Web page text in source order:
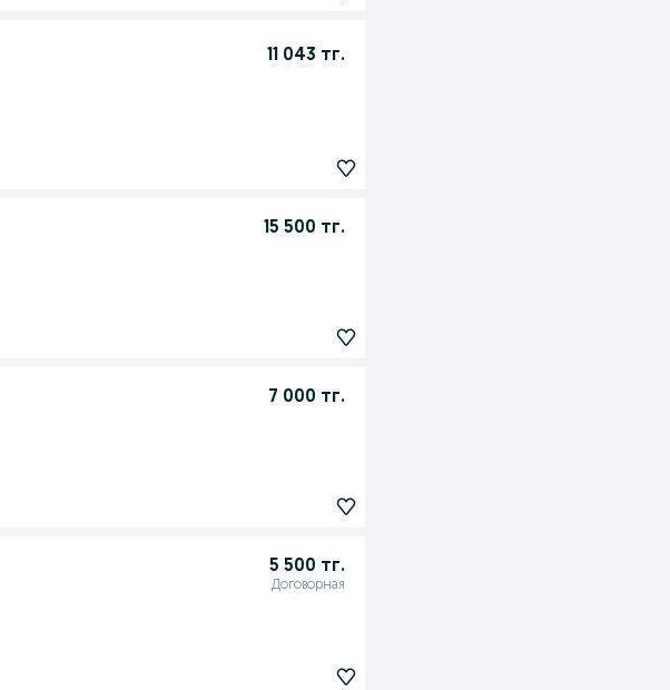
11 043 тг.
15 500 тг.
7 000 тг.
5 500 тг.
Договорная